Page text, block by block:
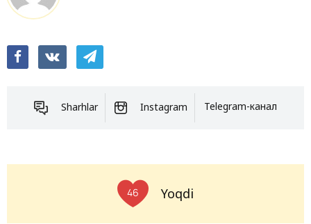
Sharhlar Instagram Telegram-канал
46 Yoqdi